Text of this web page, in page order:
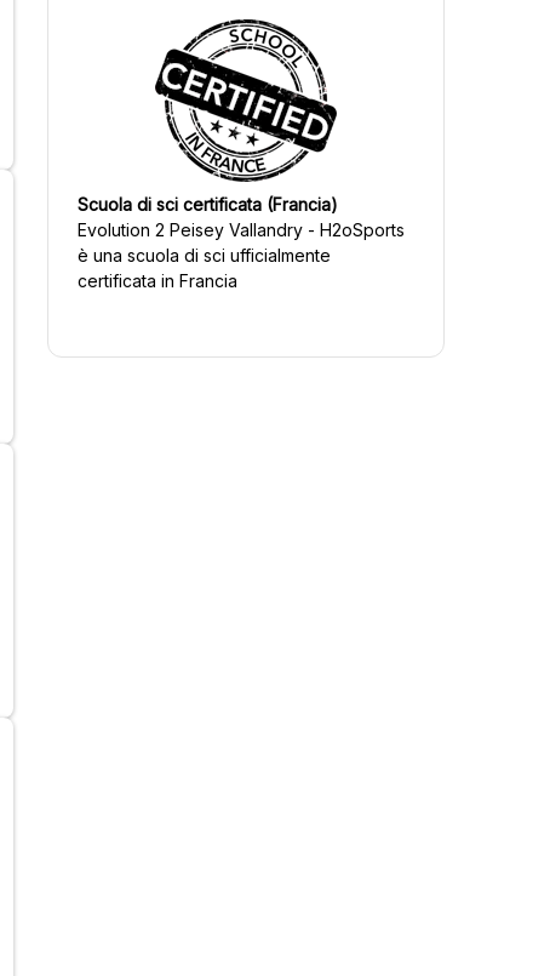
Scuola di sci certificata (Francia)
Evolution 2 Peisey Vallandry - H2oSports
è una scuola di sci ufficialmente
certificata in Francia